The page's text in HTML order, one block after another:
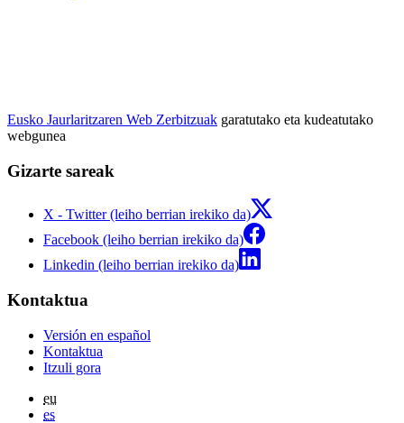
Eusko Jaurlaritzaren Web Zerbitzuak garatutako eta kudeatutako
webgunea
Gizarte sareak
X - Twitter (leiho berrian irekiko da)
Facebook (leiho berrian irekiko da)
Linkedin (leiho berrian irekiko da)
Kontaktua
Versión en español
Kontaktua
Itzuli gora
eu
es